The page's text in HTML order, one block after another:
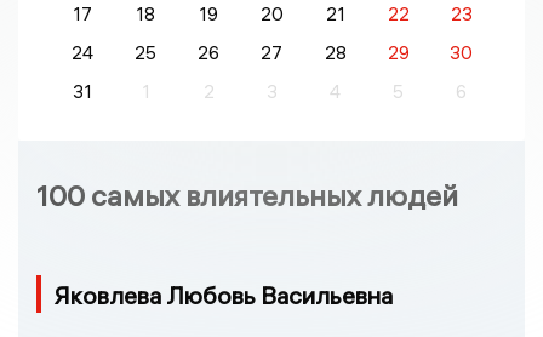
17
18 19 20 21 22
23
24
25 26 27 28 29
30
31
1 2 3 4 5 6
100 самых влиятельных людей
Яковлева Любовь Васильевна